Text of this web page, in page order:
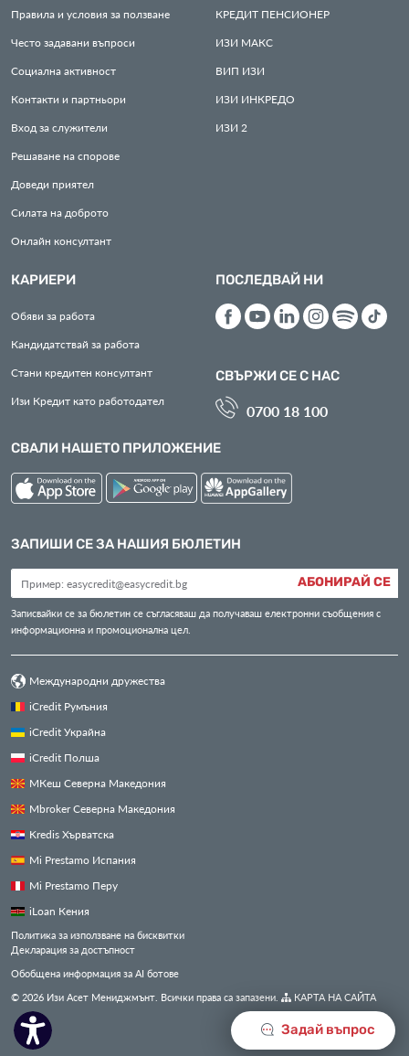
Задай въпрос
Правила и условия за ползване
Често задавани въпроси
Социална активност
Контакти и партньори
Вход за служители
Решаване на спорове
Доведи приятел
Силата на доброто
Онлайн консултант
КРЕДИТ ПЕНСИОНЕР
ИЗИ МАКС
ВИП ИЗИ
ИЗИ ИНКРЕДО
ИЗИ 2
КАРИЕРИ
Обяви за работа
Кандидатствай за работа
Стани кредитен консултант
Изи Кредит като работодател
ПОСЛЕДВАЙ НИ
СВЪРЖИ СЕ С НАС
0700 18 100
СВАЛИ НАШЕТО ПРИЛОЖЕНИЕ
ЗАПИШИ СЕ ЗА НАШИЯ БЮЛЕТИН
АБОНИРАЙ СЕ
Записвайки се за бюлетин се съгласяваш да получаваш електронни съобщения с
информационна и промоционална цел.
Международни дружества
iCredit Румъния
iCredit Украйна
iCredit Полша
МКеш Северна Македония
Mbroker Северна Македония
Kredis Хърватска
Mi Prestamo Испания
Mi Prestamo Перу
iLoan Кения
Политика за използване на бисквитки
Декларация за достъпност
Обобщена информация за AI ботове
© 2026 Изи Асет Мениджмънт. Всички права са запазени.
КАРТА НА САЙТА